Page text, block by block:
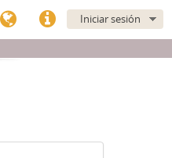
Iniciar sesión